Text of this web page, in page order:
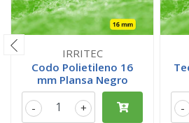
IRRITEC
Codo Polietileno 16
mm Plansa Negro
+
- -